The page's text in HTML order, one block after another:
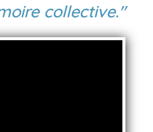
collective."